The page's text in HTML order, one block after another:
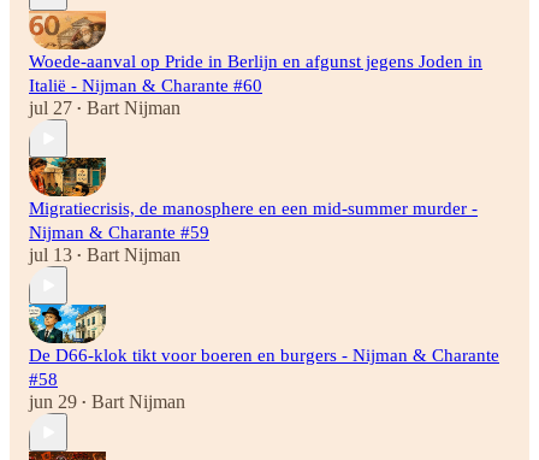
Woede-aanval op Pride in Berlijn en afgunst jegens Joden in
Italië - Nijman & Charante #60
jul 27 • Bart Nijman
Migratiecrisis, de manosphere en een mid-summer murder -
Nijman & Charante #59
jul 13 • Bart Nijman
De D66-klok tikt voor boeren en burgers - Nijman & Charante
#58
jun 29 • Bart Nijman